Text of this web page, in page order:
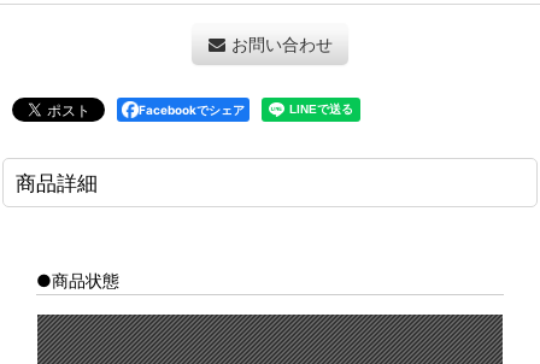
お問い合わせ
Facebookでシェア
商品詳細
●商品状態